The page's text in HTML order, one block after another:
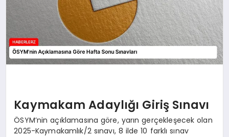
YAŞAM
Kaymakam Adaylığı Giriş Sınavı
ÖSYM’nin açıklamasına göre, yarın gerçekleşecek olan
2025-Kaymakamlık/2 sınavı, 8 ilde 10 farklı sınav